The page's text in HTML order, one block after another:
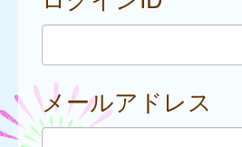
メールアドレス